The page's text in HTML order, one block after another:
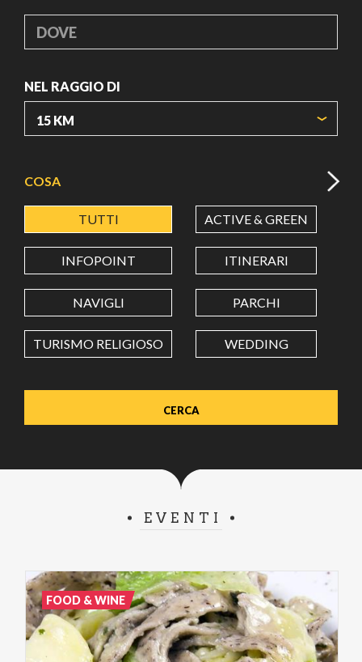
DOVE
NEL RAGGIO DI
LATITUDINE
LONGITUDINE
Value in decimal degrees. Use dot (.) as decimal separator.
COSA
TUTTI ACTIVE & GREEN
INFOPOINT ITINERARI
NAVIGLI PARCHI
TURISMO RELIGIOSO WEDDING
EVENTI
FOOD & WINE